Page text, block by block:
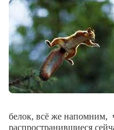
Опросы
Экология
Здоровье
Здоровый образ жизни
Сам себе доктор
Активный отдых
белок, всё же напомним,
распространившиеся